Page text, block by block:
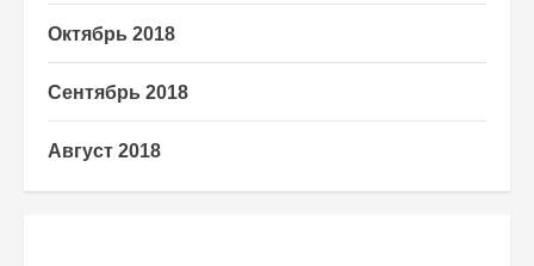
Октябрь 2018
Сентябрь 2018
Август 2018